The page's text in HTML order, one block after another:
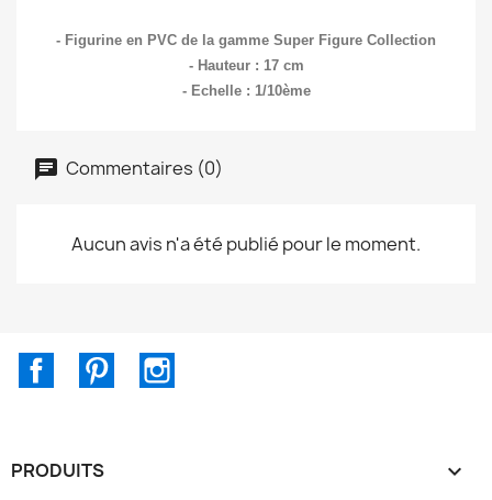
- Figurine en PVC de la gamme Super Figure Collection
- Hauteur : 17 cm
- Echelle : 1/10ème
Commentaires (0)
Aucun avis n'a été publié pour le moment.
FacebookPinterest
PRODUITS 